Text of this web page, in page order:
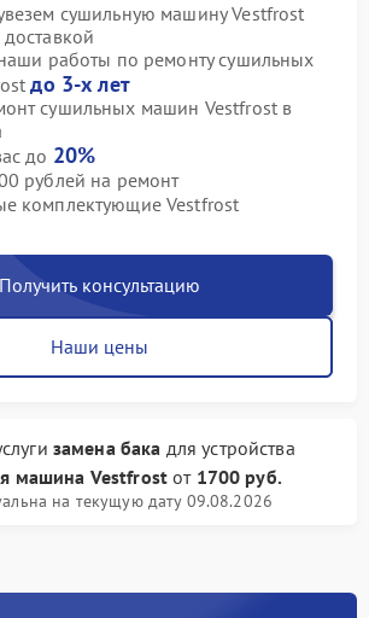
сушильную машину Vestfrost
работы по ремонту сушильных
до 3-х лет
сушильных машин Vestfrost в
до 20%
рублей на ремонт
комплектующие Vestfrost
Получить консультацию
Наши цены
замена бака для устройства
машина Vestfrostот 1700 руб.
на текущую дату 09.08.2026